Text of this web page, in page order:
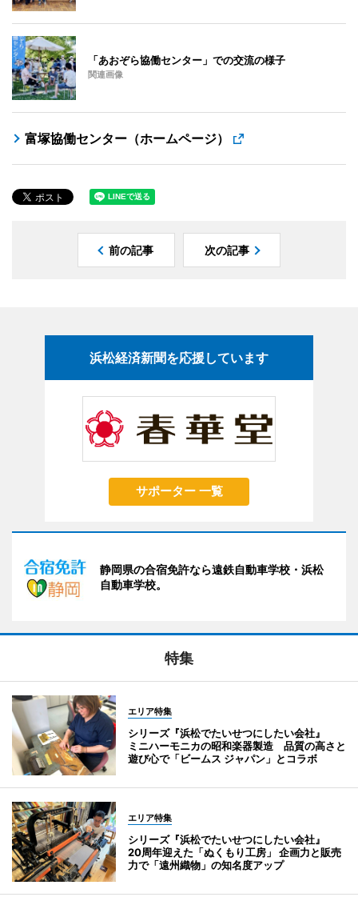
「あおぞら協働センター」での交流の様子
関連画像
富塚協働センター（ホームページ）
前の記事 次の記事
浜松経済新聞を応援しています
サポーター 一覧
静岡県の合宿免許なら遠鉄自動車学校・浜松
自動車学校。
特集
エリア特集
シリーズ『浜松でたいせつにしたい会社』
ミニハーモニカの昭和楽器製造 品質の高さと
遊び心で「ビームス ジャパン」とコラボ
エリア特集
シリーズ『浜松でたいせつにしたい会社』
20周年迎えた「ぬくもり工房」 企画力と販売
力で「遠州織物」の知名度アップ